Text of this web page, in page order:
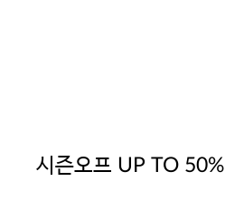
시즌오프 UP TO 50%